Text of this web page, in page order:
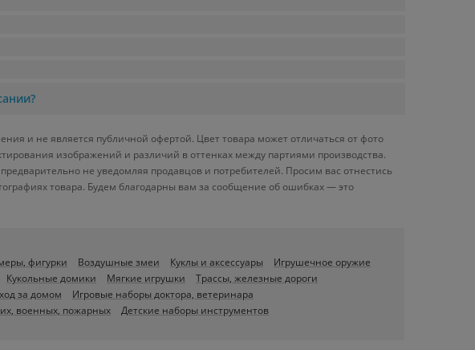
и не является публичной офертой. Цвет товара может отличаться от фото
изображений и различий в оттенках между партиями производства.
не уведомляя продавцов и потребителей. Просим вас отнестись
товара. Будем благодарны вам за сообщение об ошибках — это
фигурки Воздушные змеи Куклы и аксессуары
Игрушечное оружие
Кукольные домики Мягкие игрушки
Трассы, железные дороги
за домом
Игровые наборы доктора, ветеринара
военных, пожарных
Детские наборы инструментов